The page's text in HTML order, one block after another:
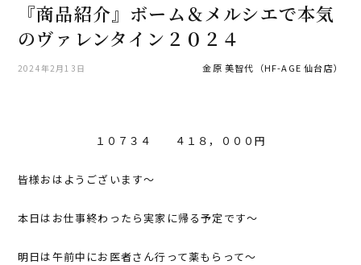
『商品紹介』ボーム＆メルシエで本気
のヴァレンタイン２０２４
2024年2月13日 金原 美智代（HF-AGE 仙台店）
１０７３４ ４１８，０００円
皆様おはようございます～
本日はお仕事終わったら実家に帰る予定です～
明日は午前中にお医者さん行って薬もらって～